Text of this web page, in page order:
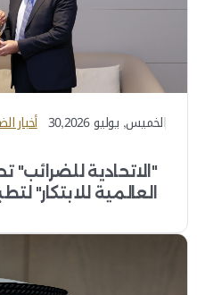
الخميس, يوليو 30,2026 أخبار
"الاتحادية
العالمية للابتكار"